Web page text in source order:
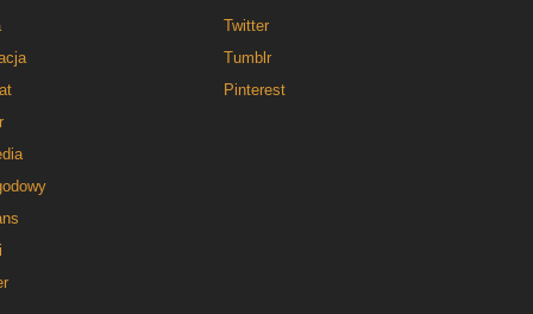
Twitter
Tumblr
Pinterest